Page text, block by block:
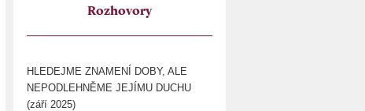
Rozhovory
HLEDEJME ZNAMENÍ DOBY, ALE
NEPODLEHNĚME JEJÍMU DUCHU
(září 2025)